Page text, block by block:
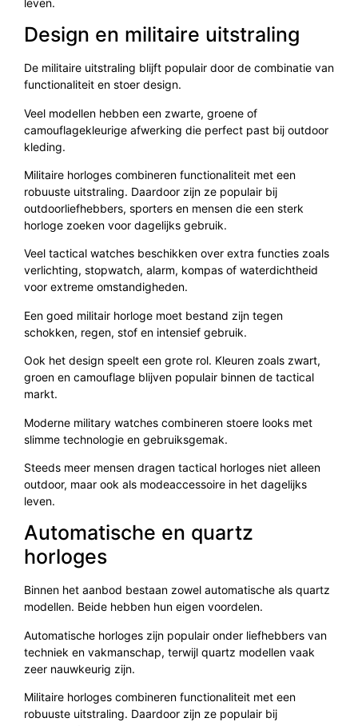
Design en militaire uitstraling
De militaire uitstraling blijft populair door de combinatie van
functionaliteit en stoer design.
Veel modellen hebben een zwarte, groene of
camouflagekleurige afwerking die perfect past bij outdoor
kleding.
Militaire horloges combineren functionaliteit met een
robuuste uitstraling. Daardoor zijn ze populair bij
outdoorliefhebbers, sporters en mensen die een sterk
horloge zoeken voor dagelijks gebruik.
Veel tactical watches beschikken over extra functies zoals
verlichting, stopwatch, alarm, kompas of waterdichtheid
voor extreme omstandigheden.
Een goed militair horloge moet bestand zijn tegen
schokken, regen, stof en intensief gebruik.
Ook het design speelt een grote rol. Kleuren zoals zwart,
groen en camouflage blijven populair binnen de tactical
markt.
Moderne military watches combineren stoere looks met
slimme technologie en gebruiksgemak.
Steeds meer mensen dragen tactical horloges niet alleen
outdoor, maar ook als modeaccessoire in het dagelijks
leven.
Automatische en quartz
horloges
Binnen het aanbod bestaan zowel automatische als quartz
modellen. Beide hebben hun eigen voordelen.
Automatische horloges zijn populair onder liefhebbers van
techniek en vakmanschap, terwijl quartz modellen vaak
zeer nauwkeurig zijn.
Militaire horloges combineren functionaliteit met een
robuuste uitstraling. Daardoor zijn ze populair bij